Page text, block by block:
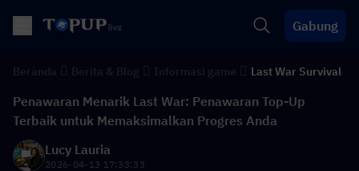
Gabung
Last War Survival
Penawaran Menarik Last War: Penawaran Top-Up
Terbaik untuk Memaksimalkan Progres Anda
Lucy Lauria
2026-04-13 17:33:33